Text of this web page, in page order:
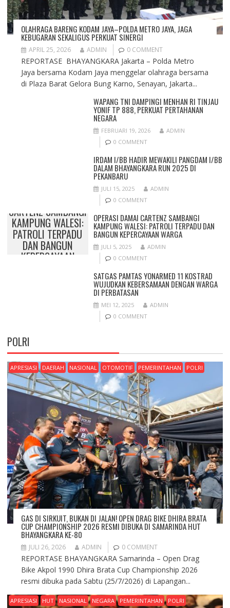
OLAHRAGA BARENG KODAM JAYA–POLDA METRO JAYA, JAGA
KEBUGARAN SEKALIGUS PERKUAT SINERGI
APRIL 25, 2026 ADMIN 0 COMMENT
REPORTASE BHAYANGKARA Jakarta – Polda Metro
Jaya bersama Kodam Jaya menggelar olahraga bersama
di Plaza Barat Gelora Bung Karno, Senayan, Jakarta...
WAPANG TNI DAMPINGI MENHAN RI TINJAU
YONIF TP 888, PERKUAT PERTAHANAN
NEGARA
FEBRUARI 19, 2026
ADMIN
0 COMMENT
IRDAM I/BB HADIR MEWAKILI PANGDAM I/BB
DALAM BHAYANGKARA RUN 2025 DI
PEKANBARU
JULI 15, 2025
ADMIN
0 COMMENT
CARTENZ SAMBANGI
KAMPUNG WALESI:
PATROLI TERPADU
DAN BANGUN
KEPERCAYAAN
OPERASI DAMAI CARTENZ SAMBANGI
KAMPUNG WALESI: PATROLI TERPADU DAN
BANGUN KEPERCAYAAN WARGA
JULI 5, 2025
ADMIN
0 COMMENT
SATGAS PAMTAS YONARMED 11 KOSTRAD
WUJUDKAN KEBERSAMAAN DENGAN WARGA
DI PERBATASAN
MEI 12, 2025
ADMIN
0 COMMENT
POLRI
APRESIASI DAERAH NASIONAL OTOMOTIF PEMERINTAHAN POLRI
GAS DI SIRKUIT, BUKAN DI JALAN! OPEN DRAG BIKE DHIRA BRATA
CUP CHAMPIONSHIP 2026 RESMI DIBUKA DI SAMARINDA HUT
BHAYANGKARA KE-80
JULI 26, 2026 ADMIN 0 COMMENT
REPORTASE BHAYANGKARA Samarinda – Open Drag
Bike Akpol 1990 Dhira Brata Cup Championship 2026
resmi dibuka pada Sabtu (25/7/2026) di Lapangan...
APRESIASI HUT NASIONAL NEGARA PEMERINTAHAN POLRI